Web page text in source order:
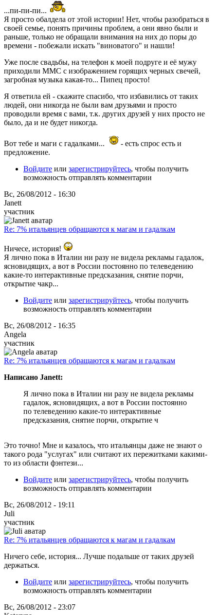
...пи-пи-пи...
Я просто обалдела от этой истории! Нет, чтобы разобраться в
своей семье, понять причины проблем, а они явно были и
раньше, только не обращали внимания на них до поры до
времени - побежали искать "виноватого" и нашли!
Уже после свадьбы, на телефон к моей подруге и её мужу
приходили ММС с изображением горящих черных свечей,
загробная музыка какая-то... Пипец просто!
Я ответила ей - скажите спасибо, что избавились от таких
людей, они никогда не были вам друзьями и просто
проводили время с вами, т.к. других друзей у них просто не
было, да и не будет никогда.
Вот тебе и маги с гадалками...
- есть спрос есть и
предложение.
Войдите или зарегистрируйтесь, чтобы получить
возможность отправлять комментарии
Вс, 26/08/2012 - 16:30
Janett
участник
Re: 7% итальянцев обращаются к магам и гадалкам
Ничесе, история!
Я лично пока в Италии ни разу не видела рекламы гадалок,
ясновидящих, а вот в России постоянно по телеведению
какие-то интерактивные предсказания, снятие порчи,
открытие чакр...
Войдите или зарегистрируйтесь, чтобы получить
возможность отправлять комментарии
Вс, 26/08/2012 - 16:35
Angela
участник
Re: 7% итальянцев обращаются к магам и гадалкам
Написано Janett:
Я лично пока в Италии ни разу не видела рекламы
гадалок, ясновидящих, а вот в России постоянно
по телеведению какие-то интерактивные
предсказания, снятие порчи, открытие ч
Это точно! Мне и казалось, что итальянцы даже не знают о
такого рода "услугах" или считают их пережитками какими-
то из области фэнтези...
Войдите или зарегистрируйтесь, чтобы получить
возможность отправлять комментарии
Вс, 26/08/2012 - 19:11
Juli
участник
Re: 7% итальянцев обращаются к магам и гадалкам
Ничего себе, история... Лучше подальше от таких друзей
держаться.
Войдите или зарегистрируйтесь, чтобы получить
возможность отправлять комментарии
Вс, 26/08/2012 - 23:07